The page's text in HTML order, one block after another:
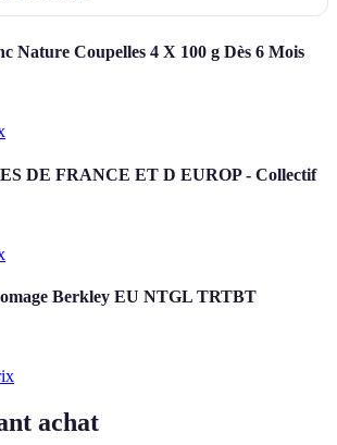
Nature Coupelles 4 X 100 g Dès 6 Mois
DE FRANCE ET D EUROP - Collectif
Berkley EU NTGL TRTBT
achat